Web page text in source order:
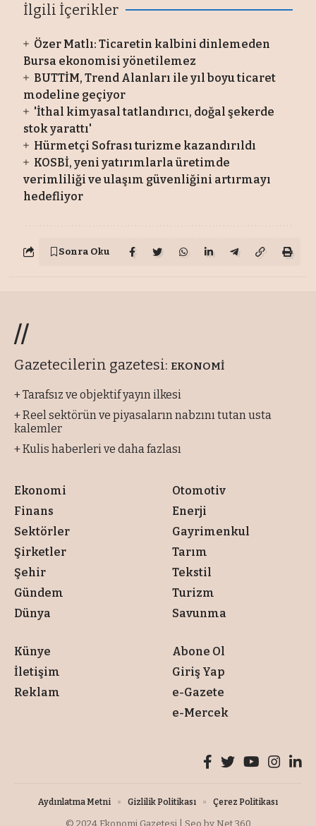
İlgili İçerikler
Özer Matlı: Ticaretin kalbini dinlemeden
Bursa ekonomisi yönetilemez
BUTTİM, Trend Alanları ile yıl boyu ticaret
modeline geçiyor
'İthal kimyasal tatlandırıcı, doğal şekerde
stok yarattı'
Hürmetçi Sofrası turizme kazandırıldı
KOSBİ, yeni yatırımlarla üretimde
verimliliği ve ulaşım güvenliğini artırmayı
hedefliyor
Sonra Oku
'SUP’a standart talebi
Antalya’da tatilciler arasında
kürek sörfü olarak bilinen SUP
faaliyet yürüten sektöre standart
getirilmesi isteniyor.
Son Güncelleme: 07 Temmuz 2026 09:44
06 Temmuz 2026 23:00
Konyaaltı sahilinde kürek sörfü